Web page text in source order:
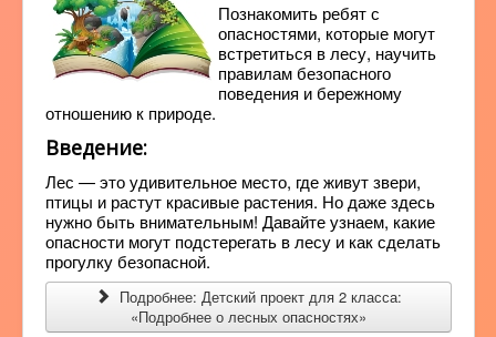
Познакомить ребят с
опасностями, которые могут
встретиться в лесу, научить
правилам безопасного
поведения и бережному
отношению к природе.
Введение:
Лес — это удивительное место, где живут звери,
птицы и растут красивые растения. Но даже здесь
нужно быть внимательным! Давайте узнаем, какие
опасности могут подстерегать в лесу и как сделать
прогулку безопасной.
Подробнее: Детский проект для 2 класса:
«Подробнее о лесных опасностях»